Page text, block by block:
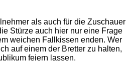
als auch für die Zuschauer
Stürze auch hier nur eine Frage
weichen Fallkissen enden. Wer
auf einem der Bretter zu halten,
feiern lassen.